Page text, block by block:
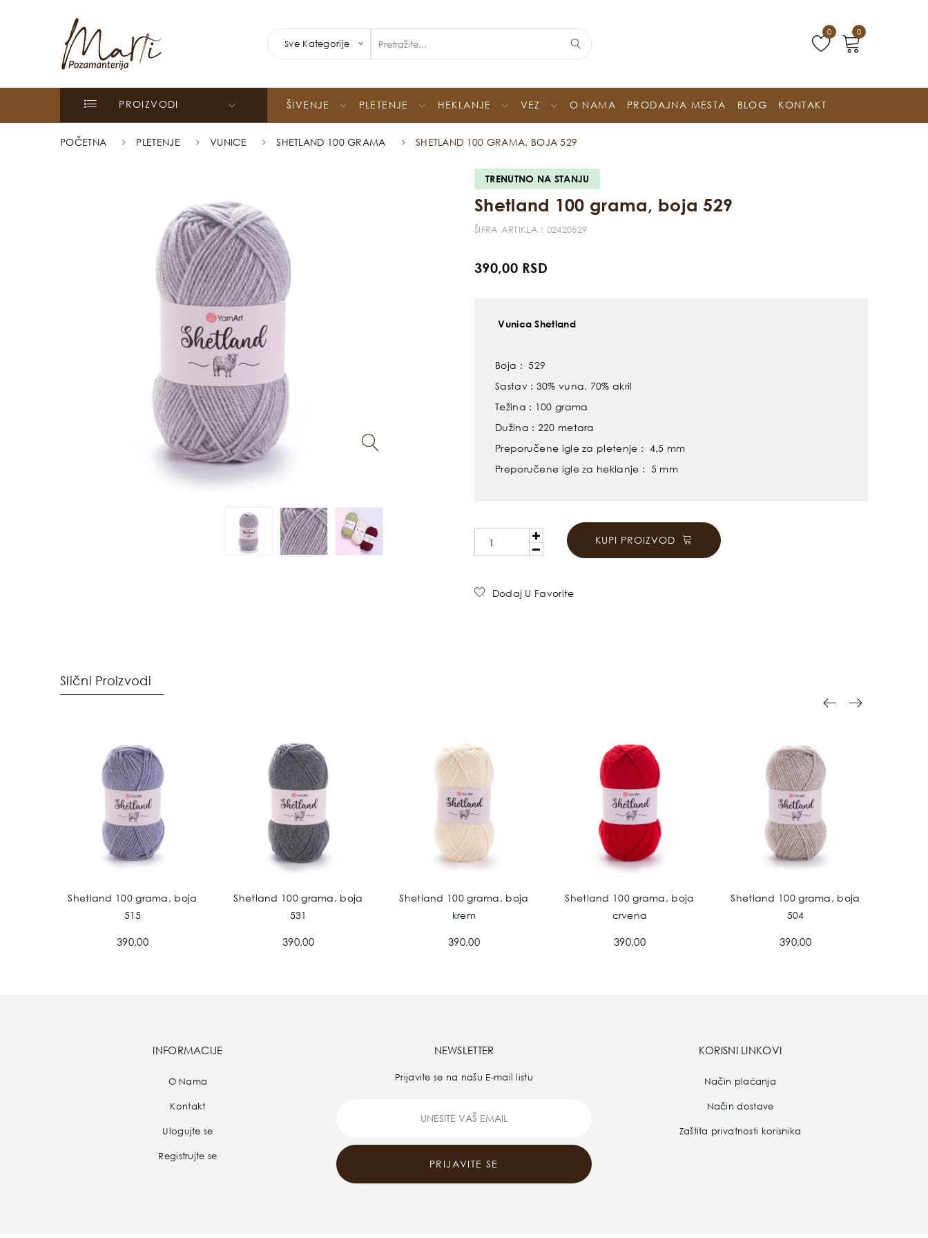
Sve Kategorije
0 0
PROIZVODI ŠIVENJE PLETENJE HEKLANJE VEZ O NAMA PRODAJNA MESTA BLOG KONTAKT
POČETNA PLETENJE VUNICE SHETLAND 100 GRAMA SHETLAND 100 GRAMA, BOJA 529
TRENUTNO NA STANJU
Shetland 100 grama, boja 529
ŠIFRA ARTIKLA : 02420529
390,00 RSD
Vunica Shetland
Boja : 529
Sastav : 30% vuna, 70% akril
Težina : 100 grama
Dužina : 220 metara
Preporučene igle za pletenje : 4,5 mm
Preporučene igle za heklanje : 5 mm
KUPI PROIZVOD
Dodaj U Favorite
Slični Proizvodi
Shetland 100 grama, boja
515
390,00
Shetland 100 grama, boja
531
390,00
Shetland 100 grama, boja
krem
390,00
Shetland 100 grama, boja
crvena
390,00
Shetland 100 grama, boja
504
390,00
INFORMACIJE
O Nama
Kontakt
Ulogujte se
Registrujte se
NEWSLETTER
Prijavite se na našu E-mail listu
PRIJAVITE SE
KORISNI LINKOVI
Način plaćanja
Način dostave
Zaštita privatnosti korisnika